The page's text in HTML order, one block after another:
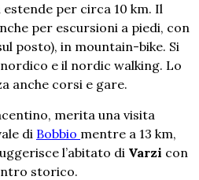
per circa 10 km. Il
per escursioni a piedi, con
posto), in mountain-bike. Si
e il nordic walking. Lo
anche corsi e gare.
merita una visita
di Bobbio mentre a 13 km,
l’abitato di Varzi con
storico.